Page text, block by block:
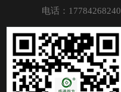
电话：17784268240